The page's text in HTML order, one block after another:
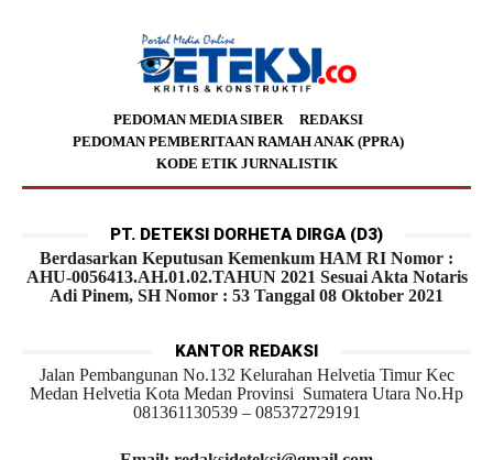
PEDOMAN MEDIA SIBER
REDAKSI
PEDOMAN PEMBERITAAN RAMAH ANAK (PPRA)
KODE ETIK JURNALISTIK
PT. DETEKSI DORHETA DIRGA (D3)
Berdasarkan Keputusan Kemenkum HAM RI Nomor :
AHU-0056413.AH.01.02.TAHUN 2021 Sesuai Akta Notaris
Adi Pinem, SH Nomor : 53 Tanggal 08 Oktober 2021
KANTOR REDAKSI
Jalan Pembangunan No.132 Kelurahan Helvetia Timur Kec
Medan Helvetia Kota Medan Provinsi Sumatera Utara No.Hp
081361130539 – 085372729191